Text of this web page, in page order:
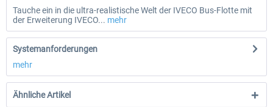
Tauche ein in die ultra-realistische Welt der IVECO Bus-Flotte mit
der Erweiterung IVECO... mehr
Systemanforderungen
mehr
Ähnliche Artikel